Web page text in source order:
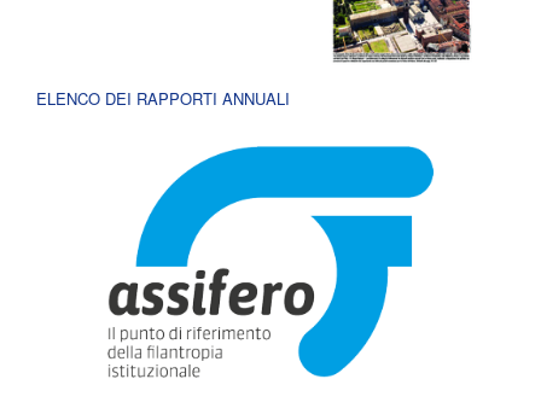
ELENCO DEI RAPPORTI ANNUALI